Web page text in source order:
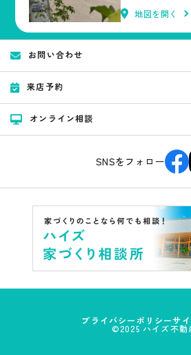
(1) ご本人の同意がある場合
(2) 法令に基づき開示・提供を求められた場合
(3) 人の生命、身体又は財産の保護のために
さまの同意を得ることが困難である場合
(4) 公衆衛生の向上又は児童の健全な育成の
る場合であって、お客さまの同意を得ること
(5) 国又は地方公共団体等が公的な事務を実施
に支障を及ぼすおそれがある場合
(6) 次項5．に掲げる者に対して提供する場合
当社が保有するお客さま情報に関して、お客
6．お客様情報の訂正等
当社が保有するお客さま情報に関して、お客
止または消去をご希望される場合には、お申
であることを確認した上で、合理的な期間及
これらの情報等の一部又は全部を利用停止
で、ご理解とご協力を賜りますようお願い申
（なお、関係法令に基づき保有しております
地図を開く
お問い合わせ
来店予約
オンライン相談
SNSをフォロー
プライバシーポリシーサ
©2025 ハイズ不動